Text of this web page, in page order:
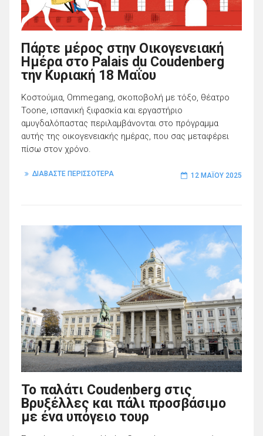
Πάρτε μέρος στην Οικογενειακή
Ημέρα στο Palais du Coudenberg
την Κυριακή 18 Μαΐου
Κοστούμια, Ommegang, σκοποβολή με τόξο, θέατρο
Toone, ισπανική ξιφασκία και εργαστήριο
αμυγδαλόπαστας περιλαμβάνονται στο πρόγραμμα
αυτής της οικογενειακής ημέρας, που σας μεταφέρει
πίσω στον χρόνο.
ΔΙΑΒΑΣΤΕ ΠΕΡΙΣΣΟΤΕΡΑ 12 ΜΑΪ́ΟΥ 2025
Το παλάτι Coudenberg στις
Βρυξέλλες και πάλι προσβάσιμο
με ένα υπόγειο τουρ